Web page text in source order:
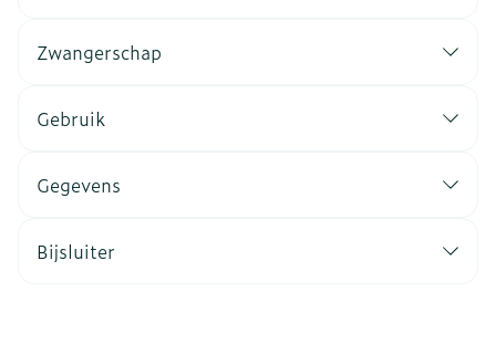
Zwangerschap
Gebruik
Gegevens
Bijsluiter